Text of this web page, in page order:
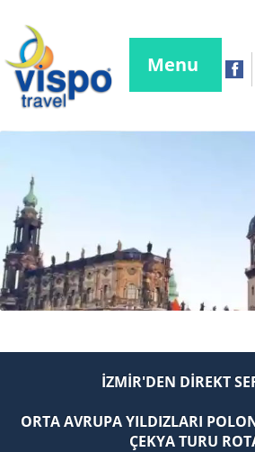
Menu
İZMİR'DEN DİREKT
ORTA AVRUPA YILDIZLARI
ÇEKYA TURU